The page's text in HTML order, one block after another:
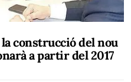
construcció del nou
a partir del 2017